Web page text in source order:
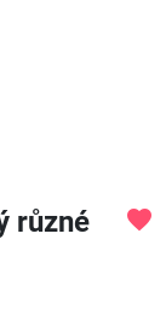
různé
favorite